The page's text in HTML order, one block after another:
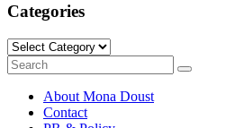
Categories
Categories
Search
for:
Search
About Mona Doust
Contact